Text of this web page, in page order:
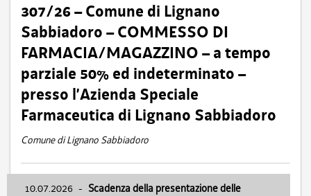
307/26 – Comune di Lignano
Sabbiadoro – COMMESSO DI
FARMACIA/MAGAZZINO – a tempo
parziale 50% ed indeterminato –
presso l’Azienda Speciale
Farmaceutica di Lignano Sabbiadoro
Comune di Lignano Sabbiadoro
10.07.2026 - Scadenza della presentazione delle